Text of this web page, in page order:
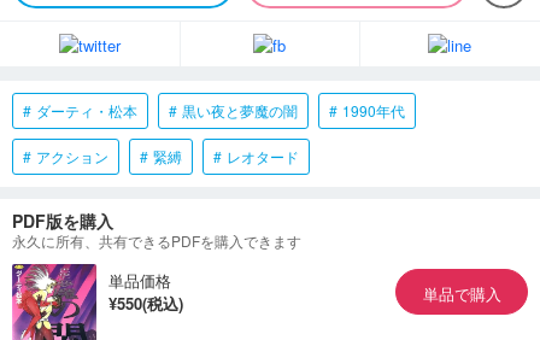
ダーティ・松本 黒い夜と夢魔の闇 1990年代
アクション 緊縛 レオタード
PDF版を購入
永久に所有、共有できるPDFを購入できます
単品価格
¥550(税込)
単品で購入